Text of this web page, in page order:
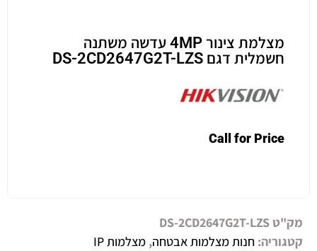
מצלמת צינור 4MP עדשה משתנה
חשמלית דגם DS-2CD2647G2T-LZS
Call for Price
מק"ט DS-2CD2647G2T-LZS
קטגוריה: חנות מצלמות אבטחה, מצלמות IP